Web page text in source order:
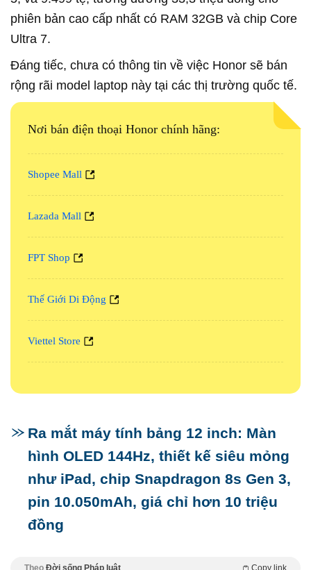
phiên bản cao cấp nhất có RAM 32GB và chip Core
Ultra 7.
Đáng tiếc, chưa có thông tin về việc Honor sẽ bán
rộng rãi model laptop này tại các thị trường quốc tế.
Nơi bán điện thoại Honor chính hãng:
Shopee Mall
Lazada Mall
FPT Shop
Thế Giới Di Động
Viettel Store
Ra mắt máy tính bảng 12 inch: Màn
hình OLED 144Hz, thiết kế siêu mỏng
như iPad, chip Snapdragon 8s Gen 3,
pin 10.050mAh, giá chỉ hơn 10 triệu
đồng